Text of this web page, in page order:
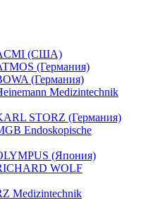
ACMI (США)
(Германия)
(Германия)
Medizintechnik
STORZ (Германия)
Endoskopische
(Япония)
WOLF
Medizintechnik